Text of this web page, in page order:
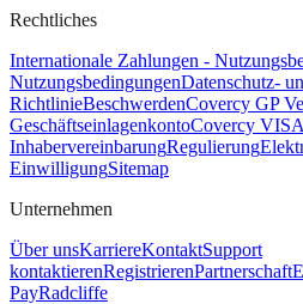
Rechtliches
Internationale Zahlungen -
NutzungsbedingungenDatenschutz-
RichtlinieBeschwerdenCovercy GP
GeschäftseinlagenkontoCovercy
InhabervereinbarungRegulierung
EinwilligungSitemap
Unternehmen
Über unsKarriereKontaktSupport
kontaktierenRegistrierenPartnerschaft
PayRadcliffe